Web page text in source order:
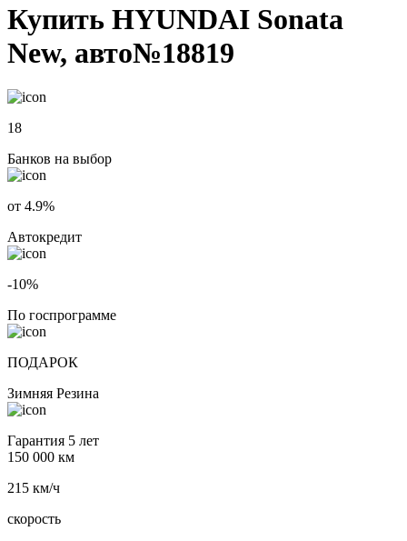
Купить HYUNDAI Sonata
New, авто№18819
18
Банков на выбор
от 4.9%
Автокредит
-10%
По госпрограмме
ПОДАРОК
Зимняя Резина
Гарантия 5 лет
150 000 км
215 км/ч
скорость